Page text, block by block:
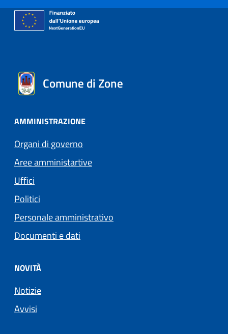
Comune di Zone
AMMINISTRAZIONE
Organi di governo
Aree amministartive
Uffici
Politici
Personale amministrativo
Documenti e dati
NOVITÀ
Notizie
Avvisi